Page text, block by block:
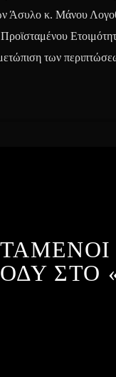
Άσυλο κ. Μάνου
των
ΣΤΟ